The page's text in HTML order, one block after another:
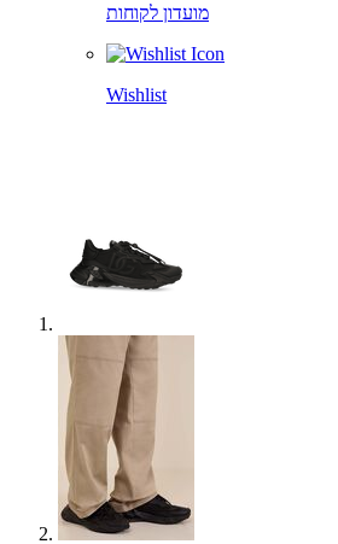
מועדון לקוחות
Wishlist